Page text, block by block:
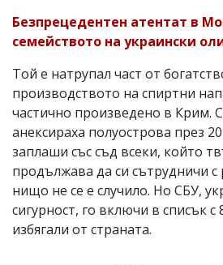
Безпрецедентен атентат в
семейството на украински
Той е натрупал част от
производството на спиртни
частично произведено в Крим.
анексираха полуострова през
заплаши със съд всеки, който
продължава да си сътрудничи с
нищо не се е случило. Но СБУ,
сигурност, го включи в списък
избягали от страната.